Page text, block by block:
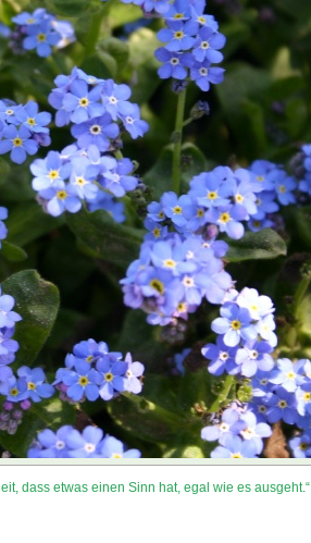
dass etwas einen Sinn hat, egal wie es ausgeht.“